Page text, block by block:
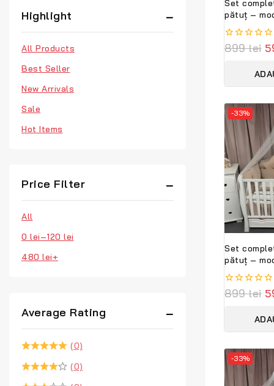
Set
pătuț – model Royal Catifea
White
Lenjerie
0
899lei
-33%
Set
pătuț –
catifea
Peppi
Collection
0
899lei
-33%
Highlight
All Products
Best Seller
New Arrivals
Sale
Hot Items
Price Filter
All
0 lei–120 lei
480 lei+
Average Rating
(0)
(0)